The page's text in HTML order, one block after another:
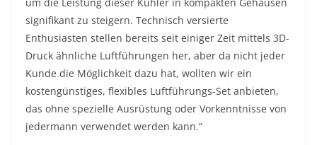
signifikant zu steigern. Technisch versierte
Enthusiasten stellen bereits seit einiger Zeit mittels 3D-
Druck ähnliche Luftführungen her, aber da nicht jeder
Kunde die Möglichkeit dazu hat, wollten wir ein
kostengünstiges, flexibles Luftführungs-Set anbieten,
das ohne spezielle Ausrüstung oder Vorkenntnisse von
jedermann verwendet werden kann.“